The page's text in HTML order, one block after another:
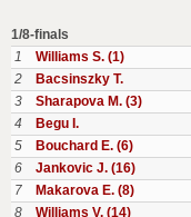
1/8-finals
1
Williams S. (1)
2
Bacsinszky T.
3
Sharapova M. (3)
4
Begu I.
5
Bouchard E. (6)
6
Jankovic J. (16)
7
Makarova E. (8)
8
Williams V. (14)